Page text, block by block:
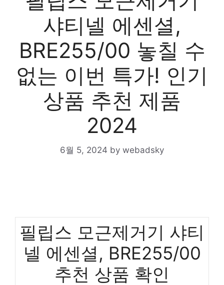
샤티넬 에센셜,
BRE255/00 놓칠 수
없는 이번 특가! 인기
상품 추천 제품
2024
6월 5, 2024 by webadsky
필립스 모근제거기 샤티
넬 에센셜, BRE255/00
추천 상품 확인